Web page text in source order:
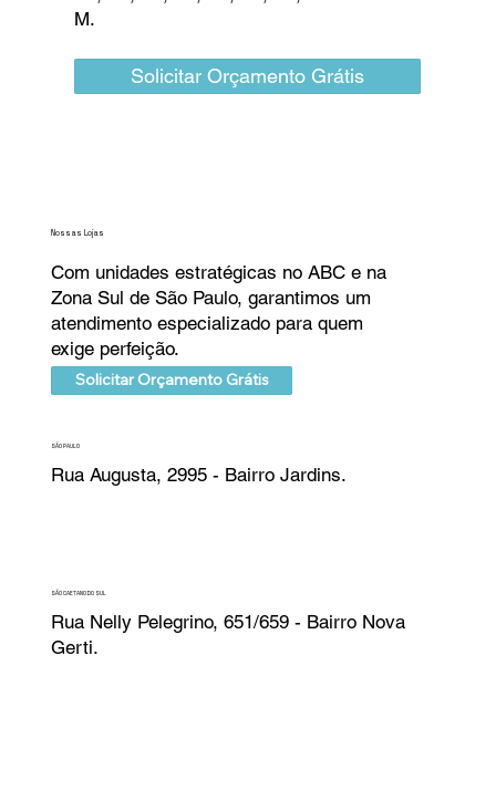
M.
Solicitar Orçamento Grátis
Nossas Lojas
Com unidades estratégicas no ABC e na
Zona Sul de São Paulo, garantimos um
atendimento especializado para quem
exige perfeição.
Solicitar Orçamento Grátis
SÃO CAETANO DO SUL
Rua Nelly Pelegrino, 651/659 - Bairro Nova
Gerti.
SÃO PAULO
Rua Augusta, 2995 - Bairro Jardins.